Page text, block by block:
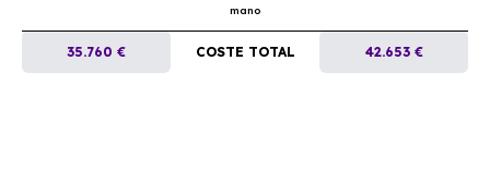
mano
35.760 € COSTE TOTAL 42.653 €